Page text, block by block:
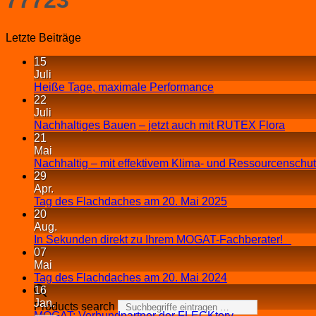
Products search
Letzte Beiträge
15
Juli
Heiße Tage, maximale Performance
22
Juli
Nachhaltiges Bauen – jetzt auch mit RUTEX Flora
21
Mai
Nachhaltig – mit effektivem Klima- und
29
Apr.
Tag des Flachdaches am 20. Mai 2025
20
Aug.
In Sekunden direkt zu Ihrem MOGAT-Fachberater!
07
Mai
Tag des Flachdaches am 20. Mai 2024
16
Jan.